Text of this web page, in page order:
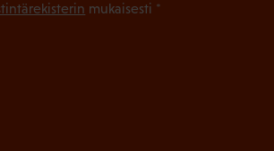
mukaisesti *